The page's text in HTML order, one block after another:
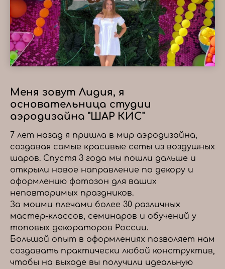
Меня зовут Лидия, я
основательница студии
аэродизайна "ШАР КИС"
7 лет назад я пришла в мир аэродизайна,
создавая самые красивые сеты из воздушных
шаров. Спустя 3 года мы пошли дальше и
открыли новое направление по декору и
оформлению фотозон для ваших
неповторимых праздников.
За моими плечами более 30 различных
мастер-классов, семинаров и обучений у
топовых декораторов России.
Большой опыт в оформлениях позволяет нам
создавать практически любой конструктив,
чтобы на выходе вы получили идеальную